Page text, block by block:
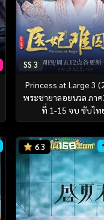
SS 3
Princess at Large 3
พระชายาลอยนวล ภา
ที่ 1-15 จบ ซับไท
6.3